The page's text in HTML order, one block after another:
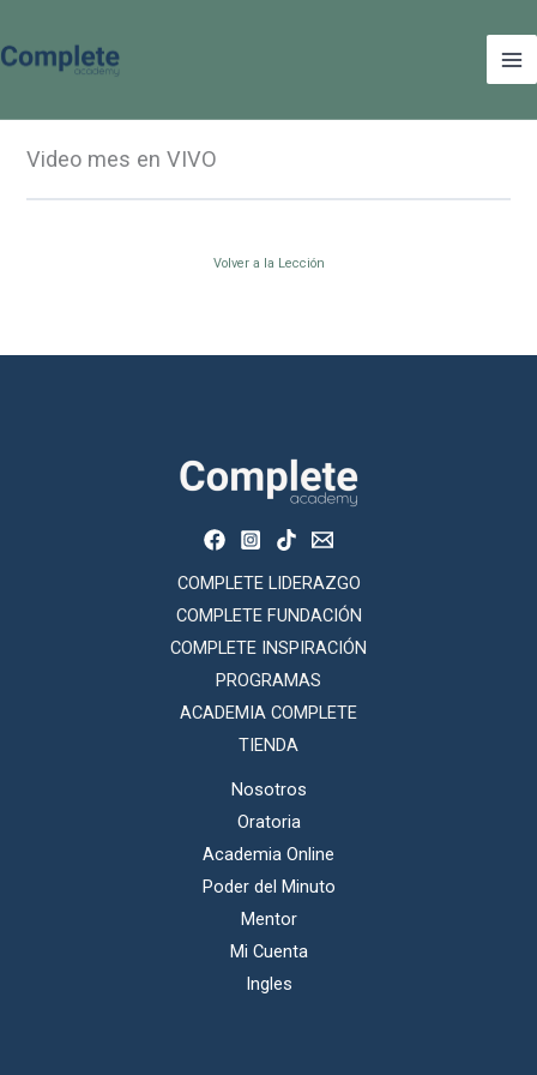
al
contenido
Video mes en VIVO
Volver a la Lección
COMPLETE LIDERAZGO
COMPLETE FUNDACIÓN
COMPLETE INSPIRACIÓN
PROGRAMAS
ACADEMIA COMPLETE
TIENDA
Nosotros
Oratoria
Academia Online
Poder del Minuto
Mentor
Mi Cuenta
Ingles